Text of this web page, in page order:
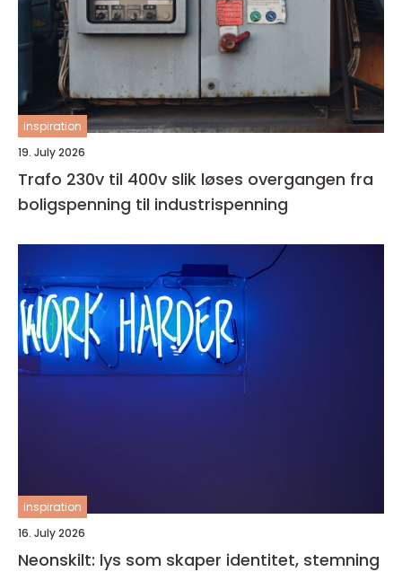
inspiration
19. July 2026
Trafo 230v til 400v slik løses overgangen fra
boligspenning til industrispenning
inspiration
16. July 2026
Neonskilt: lys som skaper identitet, stemning